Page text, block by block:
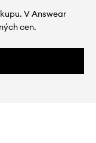
V Answear
cen.